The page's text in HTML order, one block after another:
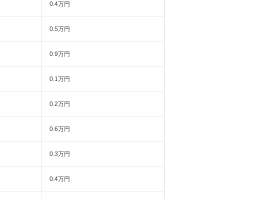
0.4万円
0.5万円
0.9万円
0.1万円
0.2万円
0.6万円
0.3万円
0.4万円